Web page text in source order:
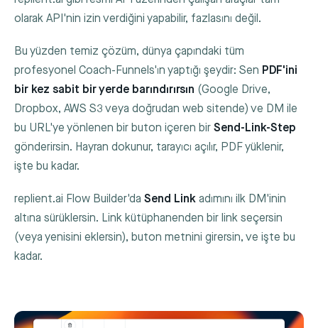
olarak API'nin izin verdiğini yapabilir, fazlasını değil.
Bu yüzden temiz çözüm, dünya çapındaki tüm
profesyonel Coach-Funnels'ın yaptığı şeydir: Sen PDF'ini
bir kez sabit bir yerde barındırırsın (Google Drive,
Dropbox, AWS S3 veya doğrudan web sitende) ve DM ile
bu URL'ye yönlenen bir buton içeren bir Send-Link-Step
gönderirsin. Hayran dokunur, tarayıcı açılır, PDF yüklenir,
işte bu kadar.
replient.ai Flow Builder'da Send Link adımını ilk DM'inin
altına sürüklersin. Link kütüphanenden bir link seçersin
(veya yenisini eklersin), buton metnini girersin, ve işte bu
kadar.